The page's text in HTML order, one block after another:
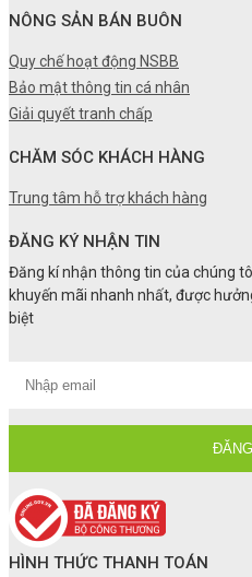
NÔNG SẢN BÁN BUÔN
Quy chế hoạt động NSBB
Bảo mật thông tin cá nhân
Giải quyết tranh chấp
CHĂM SÓC KHÁCH HÀNG
Trung tâm hỗ trợ khách hàng
ĐĂNG KÝ NHẬN TIN
Đăng kí nhận thông tin của chúng
khuyến mãi nhanh nhất, được
biệt
HÌNH THỨC THANH TOÁN